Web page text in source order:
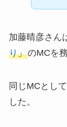
加藤晴彦さん
り」のMCを
同じMCとし
した。